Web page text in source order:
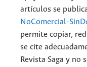
artículos se
NoComercial-
permite copiar,
se cite
Revista Saga y no